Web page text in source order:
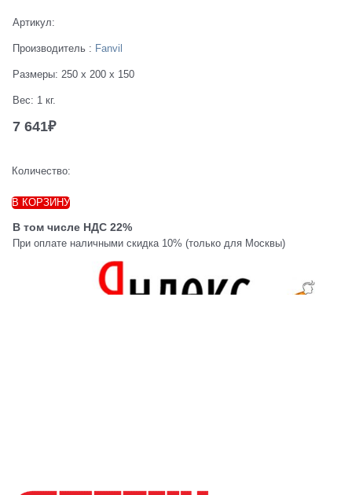
Артикул:
Производитель : Fanvil
Размеры: 250 x 200 x 150
Вес: 1 кг.
7 641₽
Количество:
В КОРЗИНУ
В том числе НДС 22%
При оплате наличными скидка 10% (только для Москвы)